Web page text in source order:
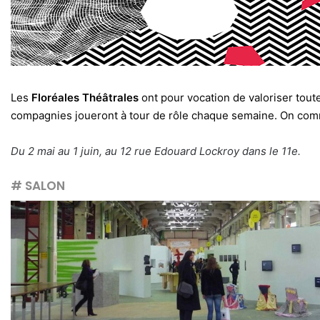
Les Floréales Théâtrales ont pour vocation de valoriser
compagnies joueront à tour de rôle chaque semaine. On
Du 2 mai au 1 juin, au 12 rue Edouard Lockroy dans le 11e.
# SALON